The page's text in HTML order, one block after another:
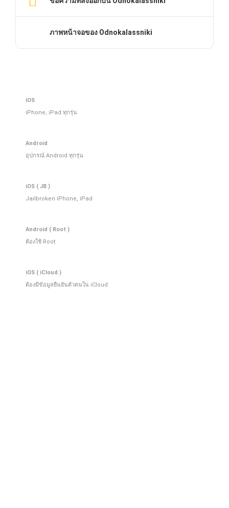
ภาพหน้าจอของ Odnokalassniki
iOS
iPhone, iPad ทุกรุ่น
Android
อุปกรณ์ Android ทุกรุ่น
iOS ( JB )
Jailbroken iPhone, iPad
Android ( Root )
ต้องใช้ Root
iOS ( iCloud )
ต้องมีข้อมูลยืนยันตัวตนใน iCloud